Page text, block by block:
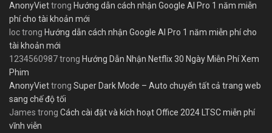
AnonyViettrong Hướng dẫn cách nhận Google AI Pro 1 năm miễn
phí cho tài khoản mới
loctrong Hướng dẫn cách nhận Google AI Pro 1 năm miễn phí cho
tài khoản mới
1234560987trong Hướng Dẫn Nhận Netflix 30 Ngày Miễn Phí Xem
Phim
AnonyViettrong Super Dark Mode – Auto chuyển tất cả trang web
sang chế độ tối
James trong Cách cài đặt và kích hoạt Office 2024 LTSC miễn phí
vĩnh viễn